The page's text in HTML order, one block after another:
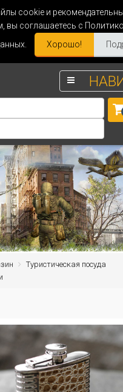
cookie и
вы соглашаетесь с
Хорошо!
Туристическая посуда